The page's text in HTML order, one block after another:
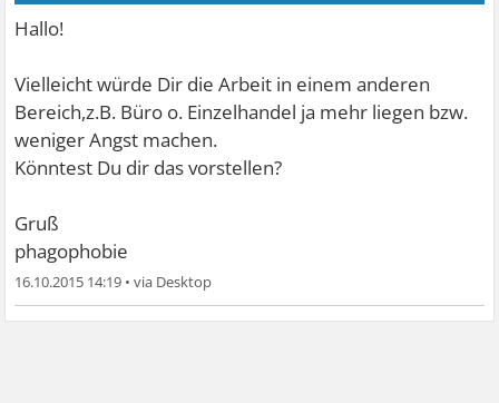
Hallo!
Vielleicht würde Dir die Arbeit in einem anderen
Bereich,z.B. Büro o. Einzelhandel ja mehr liegen bzw.
weniger Angst machen.
Könntest Du dir das vorstellen?
Gruß
phagophobie
16.10.2015 14:19 •